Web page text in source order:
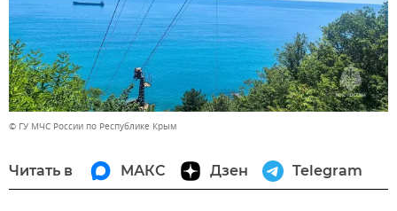
© ГУ МЧС России по Республике Крым
Читать в МАКС Дзен Telegram